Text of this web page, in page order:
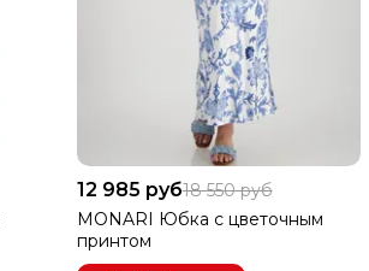
12 985 руб18 550 руб
MONARI Юбка с цветочным
принтом